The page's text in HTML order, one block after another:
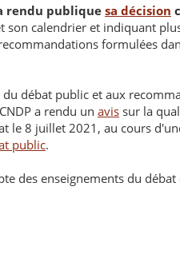
rendu publiquesa décision
son calendrier et indiquant
formulées
débat public et aux
a rendu un avis sur la
le 8 juillet 2021, au cours
public.
des enseignements du